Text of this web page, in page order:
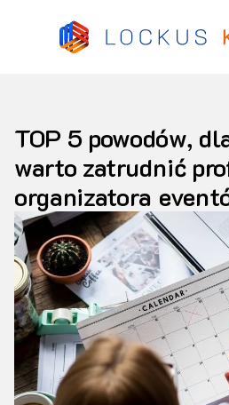
TOP 5 powodów,
warto zatrudnić
organizatora